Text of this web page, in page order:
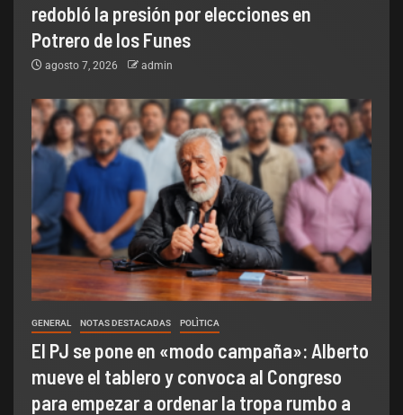
redobló la presión por elecciones en
Potrero de los Funes
agosto 7, 2026 admin
GENERAL NOTAS DESTACADAS POLÌTICA
El PJ se pone en «modo campaña»: Alberto
mueve el tablero y convoca al Congreso
para empezar a ordenar la tropa rumbo a